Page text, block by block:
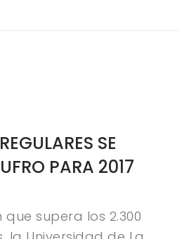
SE
PARA 2017
supera los 2.300